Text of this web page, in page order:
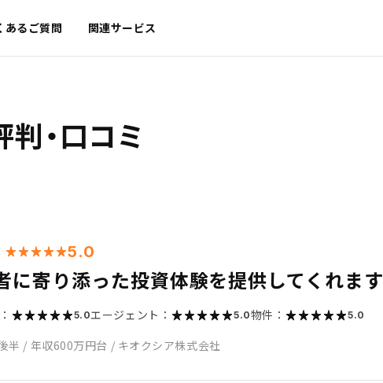
あるご質問 関連サービス
判・口コミ
5.0
に寄り添った投資体験を提供してくれます
5.0エージェント： 5.0物件： 5.0
半 / 年収600万円台 / キオクシア株式会社